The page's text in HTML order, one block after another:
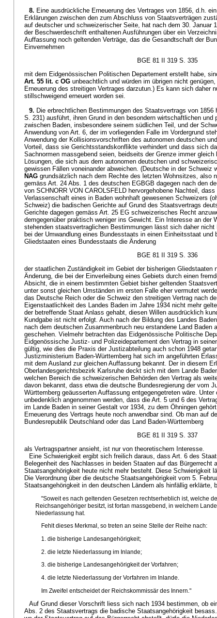
8. Eine ausdrückliche Erneuerung des Vertrages von 1856, d.h.
Erklärungen zwischen den zum Abschluss von Staatsverträgen
auf deutscher und schweizerischer Seite, hat nach dem 30. Januar
der Beschwerdeschrift enthaltenen Ausführungen über ein
Auffassung noch geltenden Verträge, das die Gesandtschaft der
Einvernehmen
BGE 81 II 319 S. 335
mit dem Eidgenössischen Politischen Departement erstellt habe,
Art. 55 lit. c OG unbeachtlich und würden im übrigen nicht
Erneuerung des streitigen Vertrages darzutun.) Es kann sich daher
stillschweigend erneuert worden sei.
9. Die erbrechtlichen Bestimmungen des Staatsvertrags von 1856
S. 231) ausführt, ihren Grund in den besondern wirtschaftlichen und
zwischen Baden, insbesondere seinem südlichen Teil, und der
Anwendung von Art. 6, der im vorliegenden Falle im Vordergrund
Anwendung der Kollisionsvorschriften des autonomen deutschen
Vorteil, dass sie Gerichtsstandskonflikte verhindert und dass sich
Sachnormen massgebend seien, beidseits der Grenze immer gleich
Lösungen, die sich aus dem autonomen deutschen und
gewissen Fällen voneinander abweichen. (Deutsche in der Schweiz
NAG grundsätzlich nach dem Rechte des letzten Wohnsitzes, also
gemäss Art. 24 Abs. 1 des deutschen EGBGB dagegen nach den
von SCHNORR VON CAROLSFELD hervorgehobene Nachteil,
Verlassenschaft eines in Baden wohnhaft gewesenen Schweizers
Schweiz) die badischen Gerichte auf Grund des Staatsvertrags
Gerichte dagegen gemäss Art. 25 EG schweizerisches Recht
demgegenüber praktisch weniger ins Gewicht. Ein Interesse an der
stehenden staatsvertraglichen Bestimmungen lässt sich daher
bei der Umwandlung eines Bundesstaats in einen Einheitsstaat und
Gliedstaaten eines Bundesstaats die Änderung
BGE 81 II 319 S. 336
der staatlichen Zuständigkeit im Gebiet der bisherigen Gliedstaaten
Änderung, die bei der Einverleibung eines Gebiets durch einen
Absicht, die in einem bestimmten Gebiet bisher geltenden
unter sonst gleichen Umständen im ersten Falle eher vermutet
das Deutsche Reich oder die Schweiz den streitigen Vertrag nach
Eigenstaatlichkeit des Landes Baden im Jahre 1934 nicht mehr
der betreffende Staat Anlass gehabt, diesen Willen ausdrücklich
Kundgabe ist nicht erfolgt. Auch nach der Bildung des Landes
nach dem deutschen Zusammenbruch neu erstandene Land Baden
geschehen. Vielmehr betrachten das Eidgenössische Politische
Eidgenössische Justiz- und Polizeidepartement den Vertrag in
gültig, wie dies die Praxis der Justizabteilung auch schon 1948
Justizministerium Baden-Württemberg hat sich im angeführten
mit dem Ausland zur gleichen Auffassung bekannt. Der in diesem
Oberlandesgerichtsbezirk Karlsruhe deckt sich mit dem Lande
welchen Bereich die schweizerischen Behörden den Vertrag als
davon bekannt, dass etwa die deutsche Bundesregierung der vom
Württemberg geäusserten Auffassung entgegengetreten wäre.
unbedenklich angenommen werden, dass die Art. 5 und 6 des
im Lande Baden in seiner Gestalt vor 1934, zu dem Öhningen
Erneuerung des Vertrags heute noch anwendbar sind. Ob man auf
Bundesrepublik Deutschland oder das Land Baden-Württemberg
BGE 81 II 319 S. 337
als Vertragspartner ansieht, ist nur von theoretischem Interesse.
Eine Schwierigkeit ergibt sich freilich daraus, dass Art. 6 des
Belegenheit des Nachlasses in beiden Staaten auf das Bürgerrecht
Staatsangehörigkeit heute nicht mehr besteht. Diese Schwierigkeit
Die Verordnung über die deutsche Staatsangehörigkeit vom 5.
Staatsangehörigkeit in den deutschen Ländern als hinfällig erklärte,
"Soweit es nach geltenden Gesetzen rechtserheblich ist, welche
Reichsangehöriger besitzt, ist fortan massgebend, in welchem
Niederlassung hat.
Fehlt dieses Merkmal, so treten an seine Stelle der Reihe nach:
1. die bisherige Landesangehörigkeit;
2. die letzte Niederlassung im Inlande;
3. die bisherige Landesangehörigkeit der Vorfahren;
4. die letzte Niederlassung der Vorfahren im Inlande.
Im Zweifel entscheidet der Reichskommissär des Innern."
Auf Grund dieser Vorschrift liess sich nach 1934 bestimmen, ob
Abs. 2 des Staatsvertrags die badische Staatsangehörigkeit